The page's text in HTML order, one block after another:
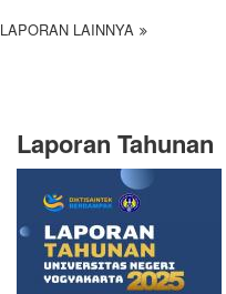
LAPORAN LAINNYA
Laporan Tahunan